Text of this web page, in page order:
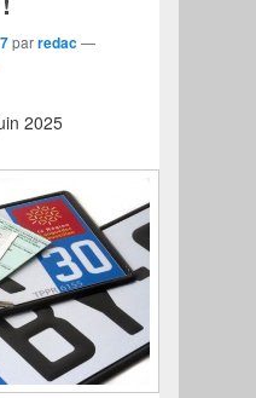
parredac—
2025